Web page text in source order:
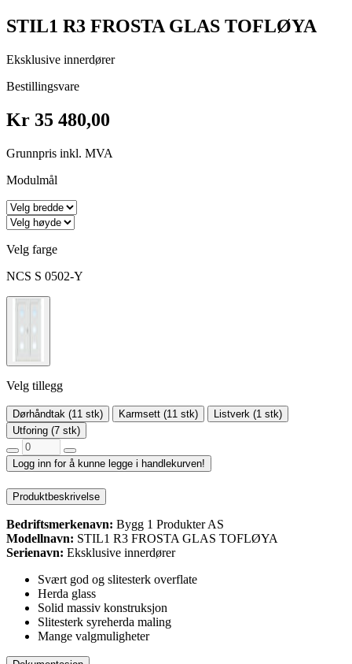
STIL1 R3 FROSTA GLAS TOFLØYA
Eksklusive innerdører
Bestillingsvare
Kr 35 480,00
Grunnpris inkl. MVA
Modulmål
Velg farge
NCS S 0502-Y
Velg tillegg
Dørhåndtak (11 stk) Karmsett (11 stk)
Listverk (1 stk)
Utforing (7 stk)
Logg inn for å kunne legge i handlekurven!
Produktbeskrivelse
Bedriftsmerkenavn: Bygg 1 Produkter AS
Modellnavn: STIL1 R3 FROSTA GLAS TOFLØYA
Serienavn: Eksklusive innerdører
Svært god og slitesterk overflate
Herda glass
Solid massiv konstruksjon
Slitesterk syreherda maling
Mange valgmuligheter